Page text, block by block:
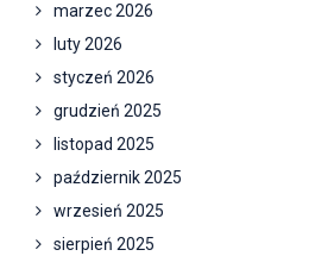
marzec 2026
luty 2026
styczeń 2026
grudzień 2025
listopad 2025
październik 2025
wrzesień 2025
sierpień 2025